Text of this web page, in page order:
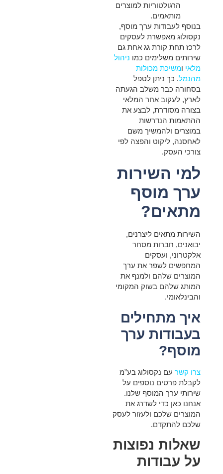
הרגולטוריות למוצרים
מותאמים.
בנוסף לעבודות ערך מוסף,
נקסולוג מאפשרת לעסקים
לרכז תחת קורת גג אחת גם
שירותים משלימים כמו ניהול
מלאי ומשיכת מכולות
מהנמל. כך ניתן לטפל
בסחורה כבר משלב הגעתה
לארץ, לעקוב אחר המלאי
בצורה מסודרת, לבצע את
ההתאמות הנדרשות
במוצרים ולהמשיך משם
לאחסנה, ליקוט והפצה לפי
צורכי העסק.
למי השירות
ערך מוסף
מתאים?
השירות מתאים ליצרנים,
יבואנים, חברות מסחר
אלקטרוני, ועסקים
המחפשים לשפר את ערך
המוצרים שלהם ולמנף את
המותג שלהם בשוק המקומי
והבינלאומי.
איך מתחילים
בעבודות ערך
מוסף?
צרו קשרעם נקסולוג בע”מ
לקבלת פרטים נוספים על
שירותי ערך המוסף שלנו.
אנחנו כאן כדי לשדרג את
המוצרים שלכם ולעזור לעסק
שלכם להתקדם.
שאלות נפוצות
על עבודות